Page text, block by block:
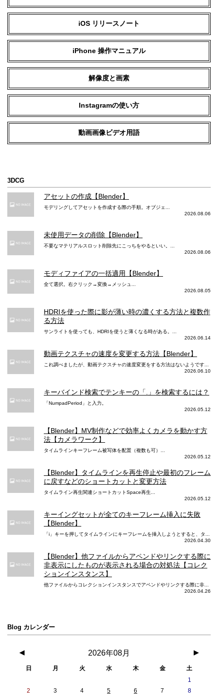
iOS リリースノート
iPhone 操作マニュアル
解像度と画素
Instagramの使い方
動画画像ビデオ用語
3DCG
アセットの作成【Blender】
モデリングしてアセットを作成する際の手順。オブジェ...
2026.08.06
未使用データの削除【Blender】
不要なマテリアルスロット削除先にこっちをやるといい。...
2026.08.06
モディファイアの一括適用【Blender】
全て選択。右クリック→変換→メッシュ...
2026.08.05
HDRIを使った際に影が薄い時の濃くする方法と複数作
る方法
サンライトを使っても、HDRIを使うと薄くなる時がある。...
2026.06.14
動画テクスチャの速度を変更する方法【Blender】
これ調べましたが、動画テクスチャの速度変更をする方法はないようです...
2026.06.10
キーバインド検索でテンキーの「.」を検索するには？
「NumpadPeriod」と入力。
2026.05.12
【Blender】MV制作などで効率よくカメラを動かす方
法【カメラワーク】
タイムラインキーフレーム被写体を配置（複数も可）...
2026.05.12
【Blender】タイムラインを再生停止や最初のフレーム
に戻すなどのショートカットと変更方法
タイムライン再生関連ショートカットSpace再生...
2026.05.12
キーイングセットが全てのキーフレーム挿入に失敗
【Blender】
「i」キーを押してタイムラインにキーフレームを挿入しようとすると、タ...
2026.04.30
【Blender】他ファイルからアペンドやリンクする際に
非表示にしたものが表示される場合の対処法【コレク
ションインスタンス】
他ファイルからコレクションインスタンスでアペンドやリンクする際に非...
2026.04.26
Blog カレンダー
2026年08月
◀ ▶
日 月 火 水 木 金
土
1
2
3 4 5 6 7
8